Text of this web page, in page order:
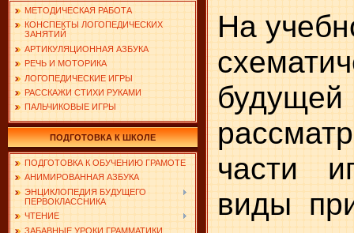
МЕТОДИЧЕСКАЯ РАБОТА
КОНСПЕКТЫ ЛОГОПЕДИЧЕСКИХ
ЗАНЯТИЙ
АРТИКУЛЯЦИОННАЯ АЗБУКА
РЕЧЬ И МОТОРИКА
ЛОГОПЕДИЧЕСКИЕ ИГРЫ
РАССКАЖИ СТИХИ РУКАМИ
ПАЛЬЧИКОВЫЕ ИГРЫ
ПОДГОТОВКА К ШКОЛЕ
ПОДГОТОВКА К ОБУЧЕНИЮ ГРАМОТЕ
АНИМИРОВАННАЯ АЗБУКА
ЭНЦИКЛОПЕДИЯ БУДУЩЕГО
ПЕРВОКЛАССНИКА
ЧТЕНИЕ
ЗАБАВНЫЕ УРОКИ ГРАММАТИКИ
На
части
виды